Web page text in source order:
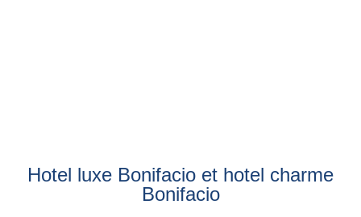
Hotel luxe Bonifacio et hotel charme
Bonifacio